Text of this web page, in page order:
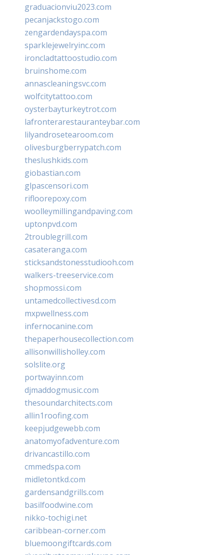
graduacionviu2023.com
pecanjackstogo.com
zengardendayspa.com
sparklejewelryinc.com
ironcladtattoostudio.com
bruinshome.com
annascleaningsvc.com
wolfcitytattoo.com
oysterbayturkeytrot.com
lafronterarestauranteybar.com
lilyandrosetearoom.com
olivesburgberrypatch.com
theslushkids.com
giobastian.com
glpascensori.com
rifloorepoxy.com
woolleymillingandpaving.com
uptonpvd.com
2troublegrill.com
casateranga.com
sticksandstonesstudiooh.com
walkers-treeservice.com
shopmossi.com
untamedcollectivesd.com
mxpwellness.com
infernocanine.com
thepaperhousecollection.com
allisonwillisholley.com
solslite.org
portwayinn.com
djmaddogmusic.com
thesoundarchitects.com
allin1roofing.com
keepjudgewebb.com
anatomyofadventure.com
drivancastillo.com
cmmedspa.com
midletontkd.com
gardensandgrills.com
basilfoodwine.com
nikko-tochigi.net
caribbean-corner.com
bluemoongiftcards.com